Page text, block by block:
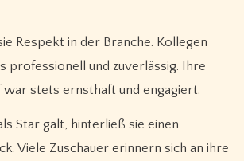
Respekt in der Branche. Kollegen
professionell und zuverlässig. Ihre
war stets ernsthaft und engagiert.
Star galt, hinterließ sie einen
Viele Zuschauer erinnern sich an ihre